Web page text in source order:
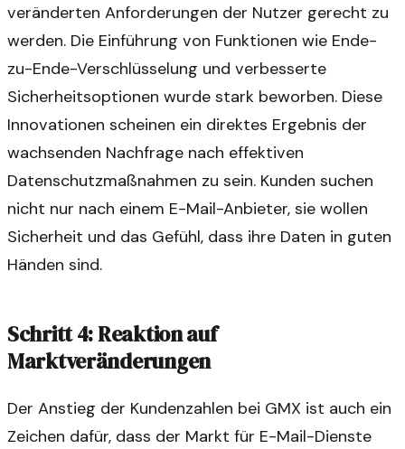
veränderten Anforderungen der Nutzer gerecht zu
werden. Die Einführung von Funktionen wie Ende-
zu-Ende-Verschlüsselung und verbesserte
Sicherheitsoptionen wurde stark beworben. Diese
Innovationen scheinen ein direktes Ergebnis der
wachsenden Nachfrage nach effektiven
Datenschutzmaßnahmen zu sein. Kunden suchen
nicht nur nach einem E-Mail-Anbieter, sie wollen
Sicherheit und das Gefühl, dass ihre Daten in guten
Händen sind.
Schritt 4: Reaktion auf
Marktveränderungen
Der Anstieg der Kundenzahlen bei GMX ist auch ein
Zeichen dafür, dass der Markt für E-Mail-Dienste